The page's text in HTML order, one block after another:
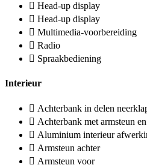
Head-up display
Head-up display
Multimedia-voorbereiding
Radio
Spraakbediening
Interieur
Achterbank in delen
Achterbank met armsteun
Aluminium interieur
Armsteun achter
Armsteun voor